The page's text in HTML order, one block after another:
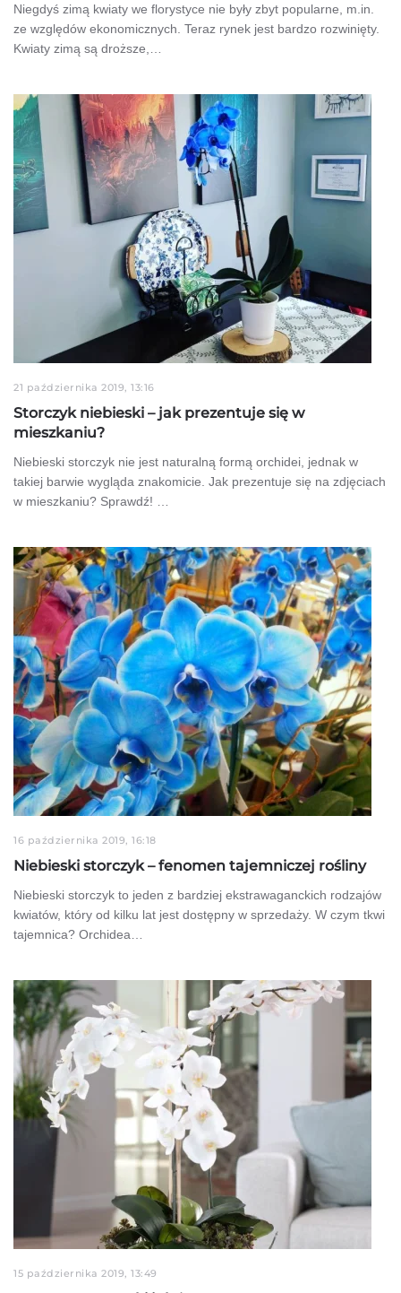
Niegdyś zimą kwiaty we florystyce nie były zbyt popularne, m.in.
ze względów ekonomicznych. Teraz rynek jest bardzo rozwinięty.
Kwiaty zimą są droższe,…
21 października 2019, 13:16
Storczyk niebieski – jak prezentuje się w
mieszkaniu?
Niebieski storczyk nie jest naturalną formą orchidei, jednak w
takiej barwie wygląda znakomicie. Jak prezentuje się na zdjęciach
w mieszkaniu? Sprawdź! …
16 października 2019, 16:18
Niebieski storczyk – fenomen tajemniczej rośliny
Niebieski storczyk to jeden z bardziej ekstrawaganckich rodzajów
kwiatów, który od kilku lat jest dostępny w sprzedaży. W czym tkwi
tajemnica? Orchidea…
15 października 2019, 13:49